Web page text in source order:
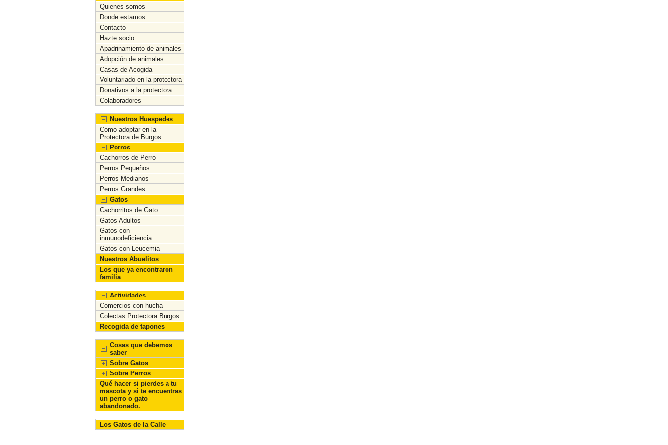
Quienes somos
Donde estamos
Contacto
Hazte socio
Apadrinamiento de animales
Adopción de animales
Casas de Acogida
Voluntariado en la protectora
Donativos a la protectora
Colaboradores
Nuestros Huespedes
Como adoptar en la
Protectora de Burgos
Perros
Cachorros de Perro
Perros Pequeños
Perros Medianos
Perros Grandes
Gatos
Cachorritos de Gato
Gatos Adultos
Gatos con
inmunodeficiencia
Gatos con Leucemia
Nuestros Abuelitos
Los que ya encontraron
familia
Actividades
Comercios con hucha
Colectas Protectora Burgos
Recogida de tapones
Cosas que debemos
saber
Sobre Gatos
Sobre Perros
Qué hacer si pierdes a tu
mascota y si te encuentras
un perro o gato
abandonado.
Los Gatos de la Calle